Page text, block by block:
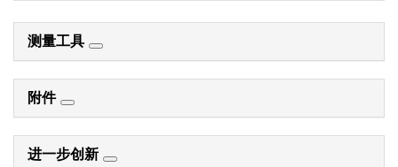
测量工具
附件
进一步创新